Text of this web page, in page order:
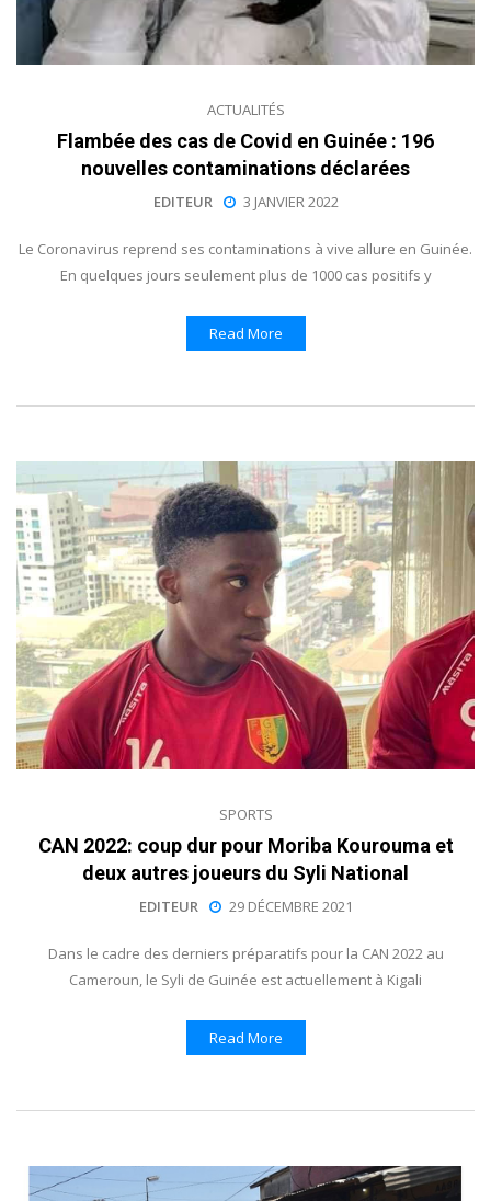
ACTUALITÉS
Flambée des cas de Covid en Guinée : 196
nouvelles contaminations déclarées
EDITEUR 3 JANVIER 2022
Le Coronavirus reprend ses contaminations à vive allure en Guinée.
En quelques jours seulement plus de 1000 cas positifs y
Read More
SPORTS
CAN 2022: coup dur pour Moriba Kourouma et
deux autres joueurs du Syli National
EDITEUR 29 DÉCEMBRE 2021
Dans le cadre des derniers préparatifs pour la CAN 2022 au
Cameroun, le Syli de Guinée est actuellement à Kigali
Read More